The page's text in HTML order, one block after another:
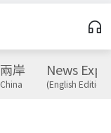
兩岸
China
News
(English Edition)